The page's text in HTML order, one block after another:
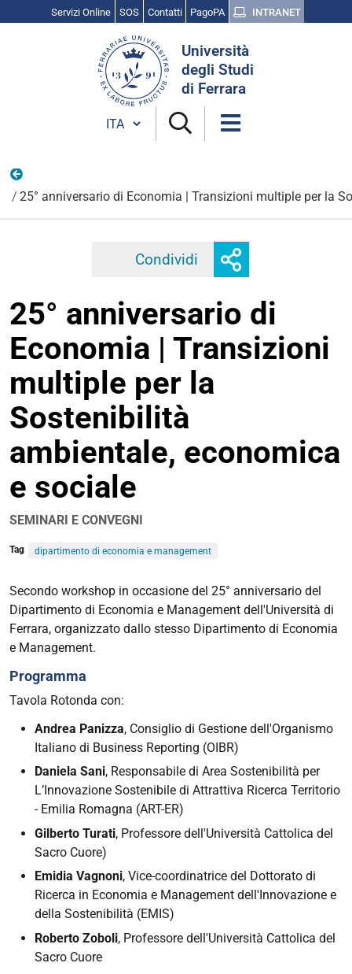
Servizi Online SOS Contatti PagoPA INTRANET
Università
degli Studi
di Ferrara
Cambia lingua
25° anniversario di Economia | Transizioni multiple per la
Condividi Facebook
opzioni
di
condivisione
25° anniversario di
Economia | Transizioni
multiple per la
Sostenibilità
ambientale, economica
e sociale
SEMINARI E CONVEGNI
Tag dipartimento di economia e management
https://www.unife.it/it/eventi/2023/ottobre/secondo-
workshop-
25-
economia
25°
di
Economia
Transizioni
multiple
Sostenibilità
ambientale,
economica
sociale
2023-
Secondo workshop in occasione del 25° anniversario del
Dipartimento di Economia e Management dell'Università di
Ferrara, organizzato dallo stesso Dipartimento di Economia
e Management.
Programma
Tavola Rotonda con:
Andrea Panizza, Consiglio di Gestione dell'Organismo
Italiano di Business Reporting (OIBR)
Daniela Sani, Responsabile di Area Sostenibilità per
L’Innovazione Sostenibile di Attrattiva Ricerca Territorio
- Emilia Romagna (ART-ER)
Gilberto Turati, Professore dell'Università Cattolica del
Sacro Cuore)
Emidia Vagnoni, Vice-coordinatrice del Dottorato di
Ricerca in Economia e Management dell'Innovazione e
della Sostenibilità (EMIS)
Roberto Zoboli, Professore dell'Università Cattolica del
Sacro Cuore